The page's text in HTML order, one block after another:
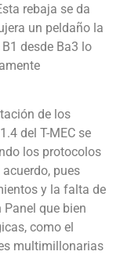
rebaja se da
un peldaño la
desde Ba3 lo
de los
del T-MEC se
los protocolos
pues
y la falta de
Panel que bien
como el
multimillonarias